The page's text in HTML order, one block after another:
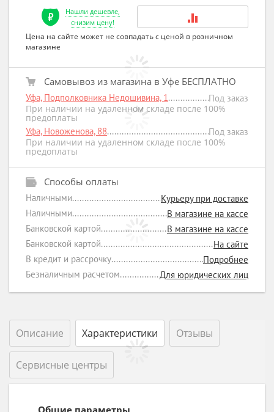
Нашли дешевле,
снизим цену!
Цена на сайте может не совпадать с ценой в розничном
магазине
Самовывоз из магазина в Уфе БЕСПЛАТНО
Уфа, Подполковника Недошивина, 1
Под заказ
При наличии на удаленном складе после 100%
предоплаты
Уфа, Новоженова, 88
Под заказ
При наличии на удаленном складе после 100%
предоплаты
Способы оплаты
Наличными
Курьеру при доставке
Наличными
В магазине на кассе
Банковской картой
В магазине на кассе
Банковской картой
На сайте
В кредит и рассрочку
Подробнее
Безналичным расчетом
Для юридических лиц
Описание Характеристики Отзывы
Сервисные центры